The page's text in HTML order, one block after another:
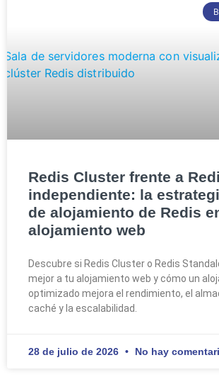
Redis Cluster frente a
independiente: la
de alojamiento de Redis
alojamiento web
Descubre si Redis Cluster o Redis
mejor a tu alojamiento web y cómo un
optimizado mejora el rendimiento, el
caché y la escalabilidad.
28 de julio de 2026 No hay